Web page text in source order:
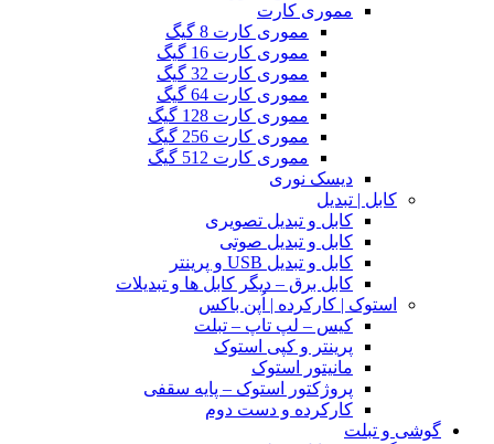
مموری کارت
مموری کارت 8 گیگ
مموری کارت 16 گیگ
مموری کارت 32 گیگ
مموری کارت 64 گیگ
مموری کارت 128 گیگ
مموری کارت 256 گیگ
مموری کارت 512 گیگ
دیسک نوری
کابل | تبدیل
کابل و تبدیل تصویری
کابل و تبدیل صوتی
کابل و تبدیل USB و پرینتر
کابل برق – دیگر کابل ها و تبدیلات
استوک | کارکرده | اُپن باکس
کیس – لپ تاپ – تبلت
پرینتر و کپی استوک
مانیتور استوک
پروژکتور استوک – پایه سقفی
کارکرده و دست دوم
گوشی و تبلت